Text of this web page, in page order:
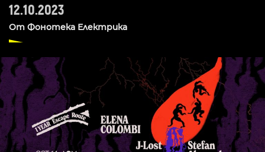
12.10.2023
От Фонотека Електрика